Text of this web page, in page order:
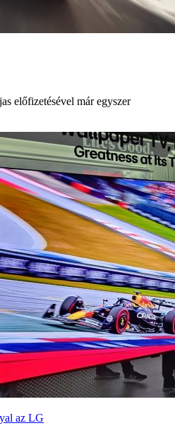
előfizetésével már egyszer
az LG